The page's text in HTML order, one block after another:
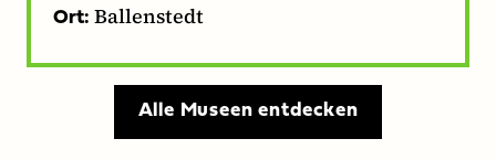
Ort: Ballenstedt
Alle Museen entdecken